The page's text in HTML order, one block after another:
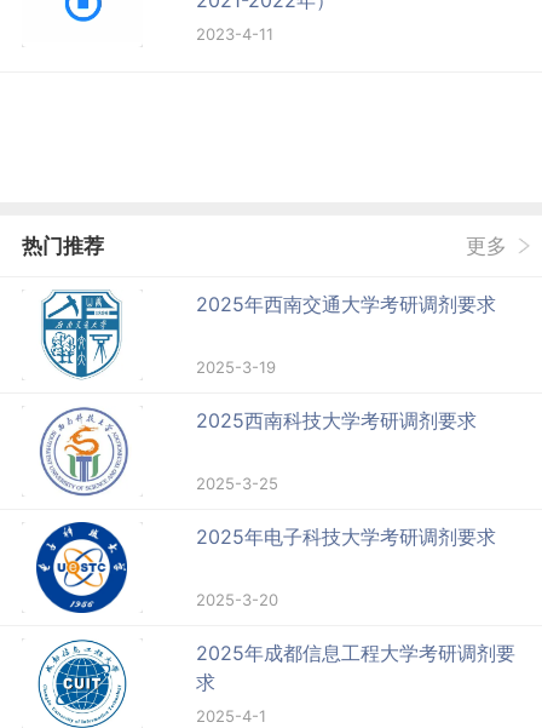
2023-4-11
热门推荐 更多
2025年西南交通大学考研调剂要求
2025-3-19
2025西南科技大学考研调剂要求
2025-3-25
2025年电子科技大学考研调剂要求
2025-3-20
2025年成都信息工程大学考研调剂要
求
2025-4-1